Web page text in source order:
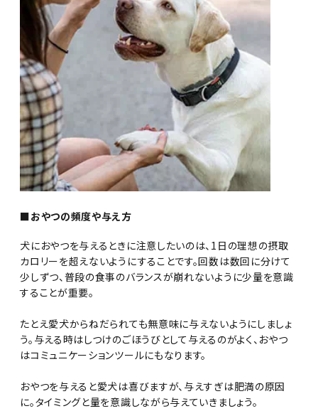
■おやつの頻度や与え方
犬におやつを与えるときに注意したいのは、1日の理想の摂取
カロリーを超えないようにすることです。回数は数回に分けて
少しずつ、普段の食事のバランスが崩れないように少量を意識
することが重要。
たとえ愛犬からねだられても無意味に与えないようにしましょ
う。与える時はしつけのごほうびとして与えるのがよく、おやつ
はコミュニケーションツールにもなります。
おやつを与えると愛犬は喜びますが、与えすぎは肥満の原因
に。タイミングと量を意識しながら与えていきましょう。